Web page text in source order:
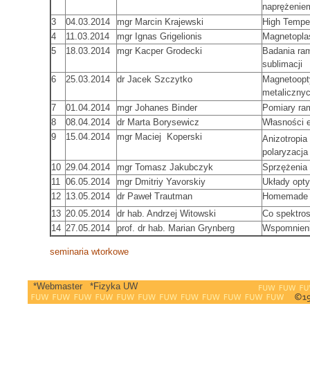
3
04.03.2014 mgr Marcin Krajewski
High
4
11.03.2014 mgr Ignas Grigelionis
5
18.03.2014 mgr Kacper Grodecki
Badania
sublimacji
6
25.03.2014 dr Jacek Szczytko
7
01.04.2014 mgr Johanes Binder
Pomiary
8
08.04.2014 dr Marta Borysewicz
Własności
9
15.04.2014 mgr Maciej Koperski
10 29.04.2014 mgr Tomasz Jakubczyk
Sprzężenia
11 06.05.2014 mgr Dmitriy Yavorskiy
Układy
12 13.05.2014 dr Paweł Trautman
13 20.05.2014 dr hab. Andrzej Witowski
Co
14 27.05.2014 prof. dr hab. Marian Grynberg
seminaria wtorkowe
*Webmaster *Fizyka UW